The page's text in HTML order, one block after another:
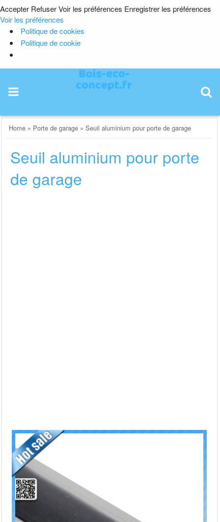
Accepter RefuserVoir les préférences Enregistrer les préférences
Voir les préférences
Politique de cookies
Politique de cookie
content
Home » Porte de garage »Seuil aluminium pour porte de garage
Seuil aluminium pour porte
de garage